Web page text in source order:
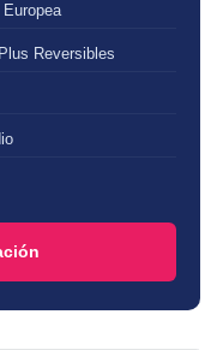
Reversibles